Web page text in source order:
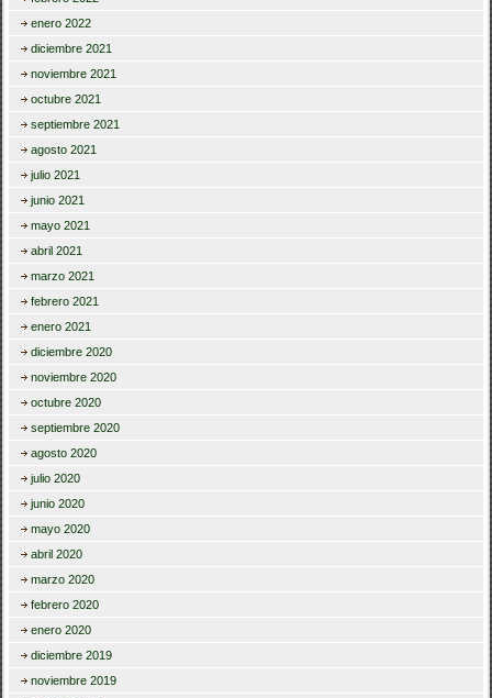
enero 2022
diciembre 2021
noviembre 2021
octubre 2021
septiembre 2021
agosto 2021
julio 2021
junio 2021
mayo 2021
abril 2021
marzo 2021
febrero 2021
enero 2021
diciembre 2020
noviembre 2020
octubre 2020
septiembre 2020
agosto 2020
julio 2020
junio 2020
mayo 2020
abril 2020
marzo 2020
febrero 2020
enero 2020
diciembre 2019
noviembre 2019